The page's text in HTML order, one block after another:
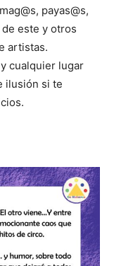
payas@s,
este y otros
artistas.
cualquier lugar
ilusión si te